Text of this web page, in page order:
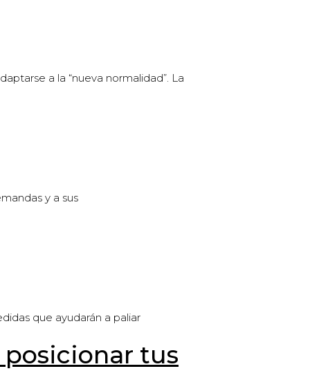
a la “nueva normalidad”. La
y a sus
que ayudarán a paliar
tus